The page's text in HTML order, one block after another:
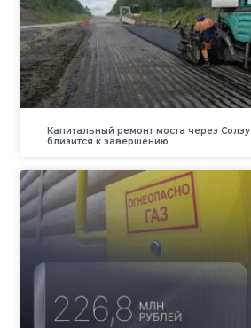
Капитальный ремонт моста через Солзу
близится к завершению